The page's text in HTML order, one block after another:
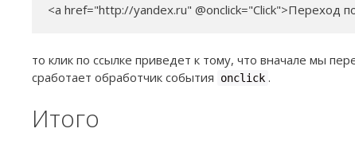
<a href="http://yandex.ru" @onclick="Click">Переход
то клик по ссылке приведет к тому, что вначале мы
сработает обработчик события
onclick .
Итого